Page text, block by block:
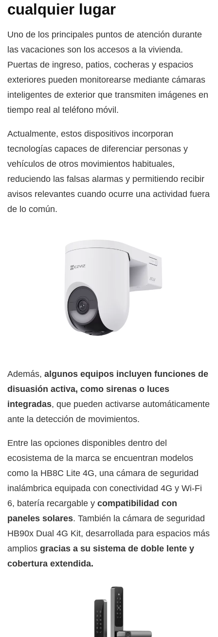
cualquier lugar
Uno de los principales puntos de atención durante
las vacaciones son los accesos a la vivienda.
Puertas de ingreso, patios, cocheras y espacios
exteriores pueden monitorearse mediante cámaras
inteligentes de exterior que transmiten imágenes en
tiempo real al teléfono móvil.
Actualmente, estos dispositivos incorporan
tecnologías capaces de diferenciar personas y
vehículos de otros movimientos habituales,
reduciendo las falsas alarmas y permitiendo recibir
avisos relevantes cuando ocurre una actividad fuera
de lo común.
Además, algunos equipos incluyen funciones de
disuasión activa, como sirenas o luces
integradas, que pueden activarse automáticamente
ante la detección de movimientos.
Entre las opciones disponibles dentro del
ecosistema de la marca se encuentran modelos
como la HB8C Lite 4G, una cámara de seguridad
inalámbrica equipada con conectividad 4G y Wi-Fi
6, batería recargable y compatibilidad con
paneles solares. También la cámara de seguridad
HB90x Dual 4G Kit, desarrollada para espacios más
amplios gracias a su sistema de doble lente y
cobertura extendida.